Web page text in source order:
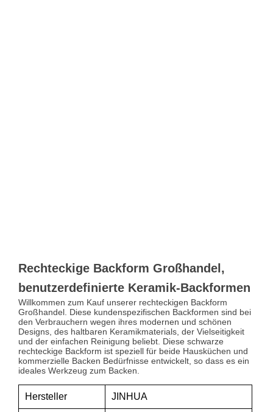
Rechteckige Backform Großhandel,
benutzerdefinierte Keramik-Backformen
Willkommen zum Kauf unserer rechteckigen Backform
Großhandel. Diese kundenspezifischen Backformen sind bei
den Verbrauchern wegen ihres modernen und schönen
Designs, des haltbaren Keramikmaterials, der Vielseitigkeit
und der einfachen Reinigung beliebt. Diese schwarze
rechteckige Backform ist speziell für beide Hausküchen und
kommerzielle Backen Bedürfnisse entwickelt, so dass es ein
ideales Werkzeug zum Backen.
Hersteller JINHUA